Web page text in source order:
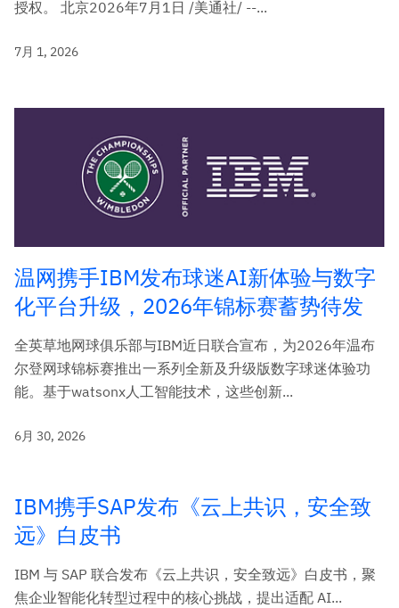
授权。 北京2026年7月1日 /美通社/ --...
7月 1, 2026
温网携手IBM发布球迷AI新体验与数字
化平台升级，2026年锦标赛蓄势待发
全英草地网球俱乐部与IBM近日联合宣布，为2026年温布
尔登网球锦标赛推出一系列全新及升级版数字球迷体验功
能。基于watsonx人工智能技术，这些创新...
6月 30, 2026
IBM携手SAP发布《云上共识，安全致
远》白皮书
IBM 与 SAP 联合发布《云上共识，安全致远》白皮书，聚
焦企业智能化转型过程中的核心挑战，提出适配 AI...